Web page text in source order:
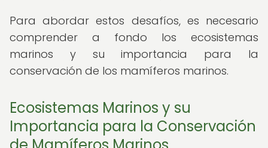
Para abordar estos desafíos, es necesario
comprender a fondo los ecosistemas
marinos y su importancia para la
conservación de los mamíferos marinos.
Ecosistemas Marinos y su
Importancia para la Conservación